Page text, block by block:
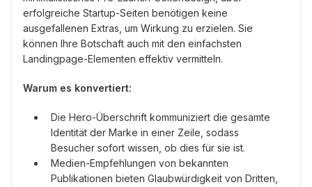
erfolgreiche Startup-Seiten benötigen keine
ausgefallenen Extras, um Wirkung zu erzielen. Sie
können Ihre Botschaft auch mit den einfachsten
Landingpage-Elementen effektiv vermitteln.
Warum es konvertiert:
Die Hero-Überschrift kommuniziert die gesamte
Identität der Marke in einer Zeile, sodass
Besucher sofort wissen, ob dies für sie ist.
Medien-Empfehlungen von bekannten
Publikationen bieten Glaubwürdigkeit von Dritten,